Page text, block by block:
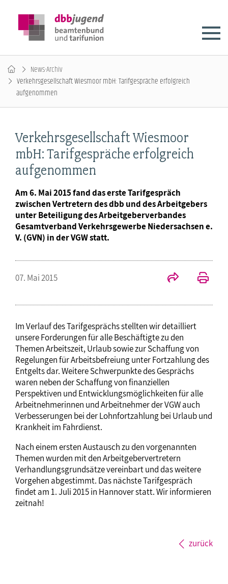
News-Archiv
Verkehrsgesellschaft Wiesmoor mbH: Tarifgespräche erfolgreich
aufgenommen
Verkehrsgesellschaft Wiesmoor
mbH: Tarifgespräche erfolgreich
aufgenommen
Am 6. Mai 2015 fand das erste Tarifgespräch
zwischen Vertretern des dbb und des Arbeitgebers
unter Beteiligung des Arbeitgeberverbandes
Gesamtverband Verkehrsgewerbe Niedersachsen e.
V. (GVN) in der VGW statt.
07. Mai 2015
Im Verlauf des Tarifgesprächs stellten wir detailliert
unsere Forderungen für alle Beschäftigte zu den
Themen Arbeitszeit, Urlaub sowie zur Schaffung von
Regelungen für Arbeitsbefreiung unter Fortzahlung des
Entgelts dar. Weitere Schwerpunkte des Gesprächs
waren neben der Schaffung von finanziellen
Perspektiven und Entwicklungsmöglichkeiten für alle
Arbeitnehmerinnen und Arbeitnehmer der VGW auch
Verbesserungen bei der Lohnfortzahlung bei Urlaub und
Krankheit im Fahrdienst.
Nach einem ersten Austausch zu den vorgenannten
Themen wurden mit den Arbeitgebervertretern
Verhandlungsgrundsätze vereinbart und das weitere
Vorgehen abgestimmt. Das nächste Tarifgespräch
findet am 1. Juli 2015 in Hannover statt. Wir informieren
zeitnah!
zurück